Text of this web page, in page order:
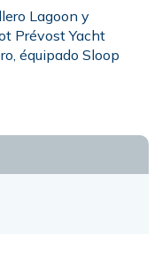
Lagoon y
Prévost Yacht
équipado Sloop